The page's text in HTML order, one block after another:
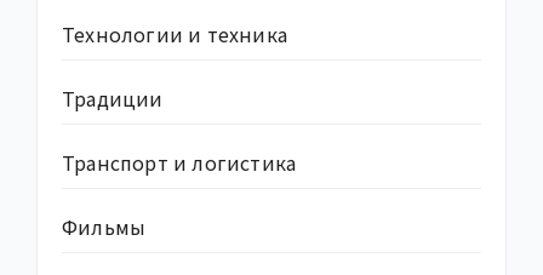
Технологии и техника
Традиции
Транспорт и логистика
Фильмы